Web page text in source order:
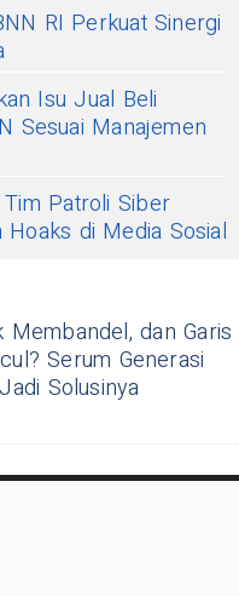
RI Perkuat Sinergi
Isu Jual Beli
Sesuai Manajemen
Patroli Siber
di Media Sosial
Membandel, dan Garis
Serum Generasi
Solusinya